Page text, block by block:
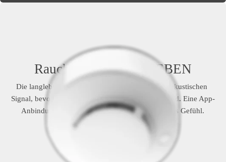
Rauchmelder retten LEBEN
Die langlebigen Geräte warnen mit einem lauten akustischen
Signal, bevor es lebensbedrohlich für Bewohner wird. Eine App-
Anbindung sorgt auch unterwegs für ein sicherers Gefühl.